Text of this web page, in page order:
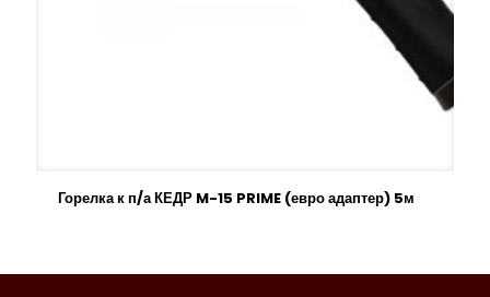
Горелка к п/а КЕДР M-15 PRIME (евро адаптер) 5м